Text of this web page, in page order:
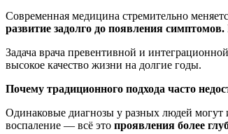
Современная медицина стремительно
развитие задолго до появления симптомов.
Задача врача превентивной и
высокое качество жизни на долгие годы.
Почему традиционного подхода часто
Одинаковые диагнозы у разных людей могут
воспаление — всё это проявления более